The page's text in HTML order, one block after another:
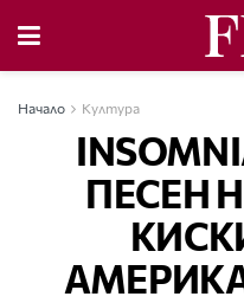
Начало Култура
ПЕСЕН